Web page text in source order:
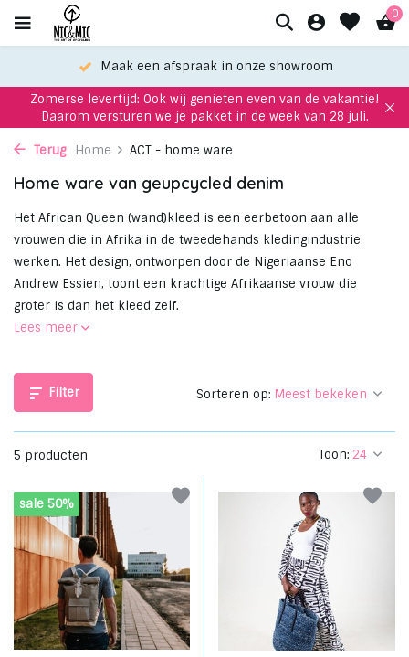
0
Maak een afspraak in onze showroom
Zomerse levertijd: Ook wij genieten even van de vakantie!
Daarom versturen we je pakket in de week van 28 juli.
Terug Home ACT - home ware
Home ware van geupcycled denim
Het African Queen (wand)kleed is een eerbetoon aan alle
vrouwen die in Afrika in de tweedehands kledingindustrie
werken. Het design, ontworpen door de Nigeriaanse Eno
Andrew Essien, toont een krachtige Afrikaanse vrouw die
groter is dan het kleed zelf.
Lees meer
Filter
5 producten Toon:
Sorteren op:
sale 50%